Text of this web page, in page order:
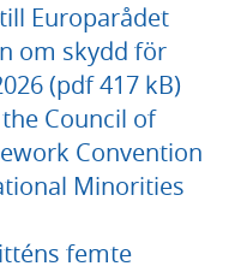
Europarådet
om skydd för
(pdf 417 kB)
Council of
Convention
Minorities
femte